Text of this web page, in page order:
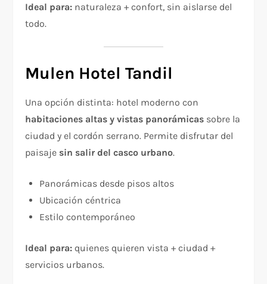
Ideal para: naturaleza + confort, sin aislarse del
todo.
Mulen Hotel Tandil
Una opción distinta: hotel moderno con
habitaciones altas y vistas panorámicas sobre la
ciudad y el cordón serrano. Permite disfrutar del
paisaje sin salir del casco urbano.
Panorámicas desde pisos altos
Ubicación céntrica
Estilo contemporáneo
Ideal para: quienes quieren vista + ciudad +
servicios urbanos.